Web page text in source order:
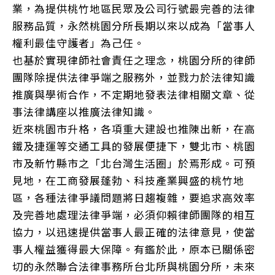
業，為提供桃竹地區民眾及公司行號最完善的法律
服務品質，永然桃園分所長期以來以成為「當事人
權利最佳守護者」為己任。
也基於實現律師社會責任之理念，桃園分所的律師
團隊除提供法律爭端之服務外，並戮力於法律知識
推廣與學術合作，不定期地發表法律相關文章、從
事法律講座以推廣法律知識。
近來桃園市升格，各項重大建設也推陳出新，在高
鐵及捷運等交通工具的發展便捷下，雙北市、桃園
市及新竹縣市之「北台灣生活圈」於焉形成。可預
見地，在工商發展蓬勃、科技產業興盛的桃竹地
區，各種法律爭議問題將日趨複雜，要追求高效率
及完善地處理法律爭端，必須仰賴律師團隊的相互
協力，以迅速提供當事人最正確的法律意見，使當
事人權益獲得最大保障。有鑑於此，原本已關係密
切的永然聯合法律事務所台北所與桃園分所，未來